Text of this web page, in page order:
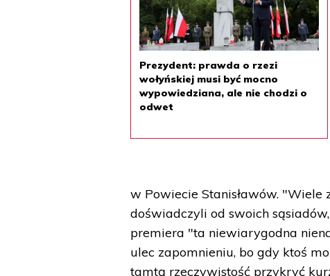
Prezydent: prawda o rzezi
wołyńskiej musi być mocno
wypowiedziana, ale nie chodzi o
odwet
w Powiecie Stanisławów. "Wiele
doświadczyli od swoich
premiera "ta niewiarygodna
ulec zapomnieniu, bo gdy ktoś
tamtą rzeczywistość przykryć